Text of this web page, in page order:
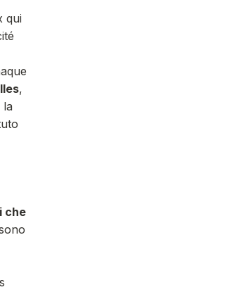
qui
,
la
che